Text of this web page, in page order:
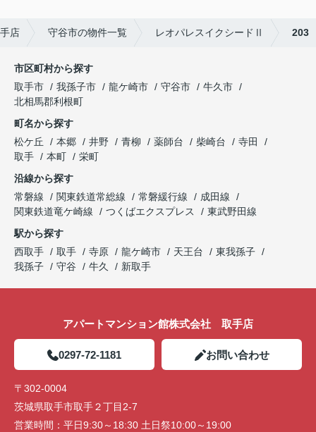
店 守谷市の物件一覧 レオパレスイクシードⅡ 203
市区町村から探す
取手市
我孫子市 龍ケ崎市 守谷市
牛久市
北相馬郡利根町
町名から探す
松ケ丘
本郷 井野 青柳 薬師台 柴崎台
寺田
取手
本町
栄町
沿線から探す
常磐線
関東鉄道常総線 常磐緩行線
成田線
関東鉄道竜ケ崎線
つくばエクスプレス
東武野田線
駅から探す
西取手
取手 寺原 龍ケ崎市 天王台
東我孫子
我孫子
守谷 牛久 新取手
アパートマンション館株式会社 取手店
0297-72-1181 お問い合わせ
〒302-0004
茨城県取手市取手２丁目2-7
営業時間： 平日9:30～18:30 土日祭10:00～19:00